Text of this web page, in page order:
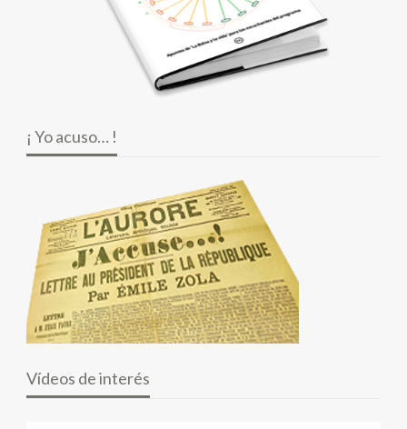
¡ Yo acuso… !
Vídeos de interés